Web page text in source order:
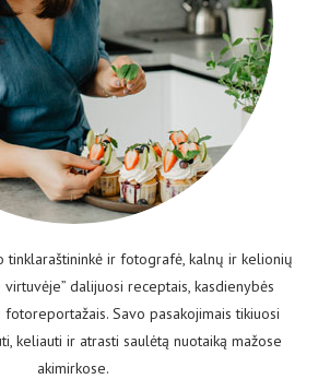
tinklaraštininkė ir fotografė, kalnų ir kelionių
virtuvėje” dalijuosi receptais, kasdienybės
Savo pasakojimais tikiuosi
keliauti ir atrasti saulėtą nuotaiką mažose
akimirkose.